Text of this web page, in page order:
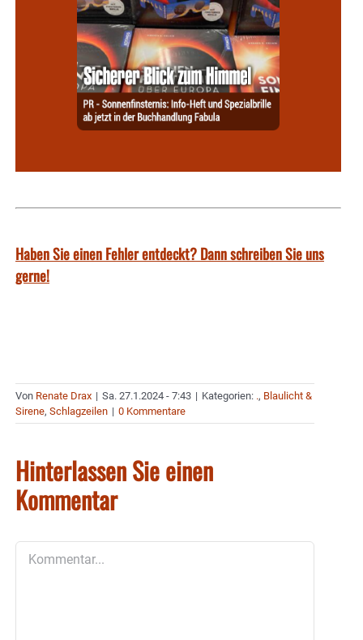
Haben Sie einen Fehler entdeckt? Dann schreiben Sie uns
gerne!
Von Renate Drax | Sa. 27.1.2024 - 7:43 | Kategorien: ., Blaulicht &
Sirene, Schlagzeilen | 0 Kommentare
Hinterlassen Sie einen
Kommentar